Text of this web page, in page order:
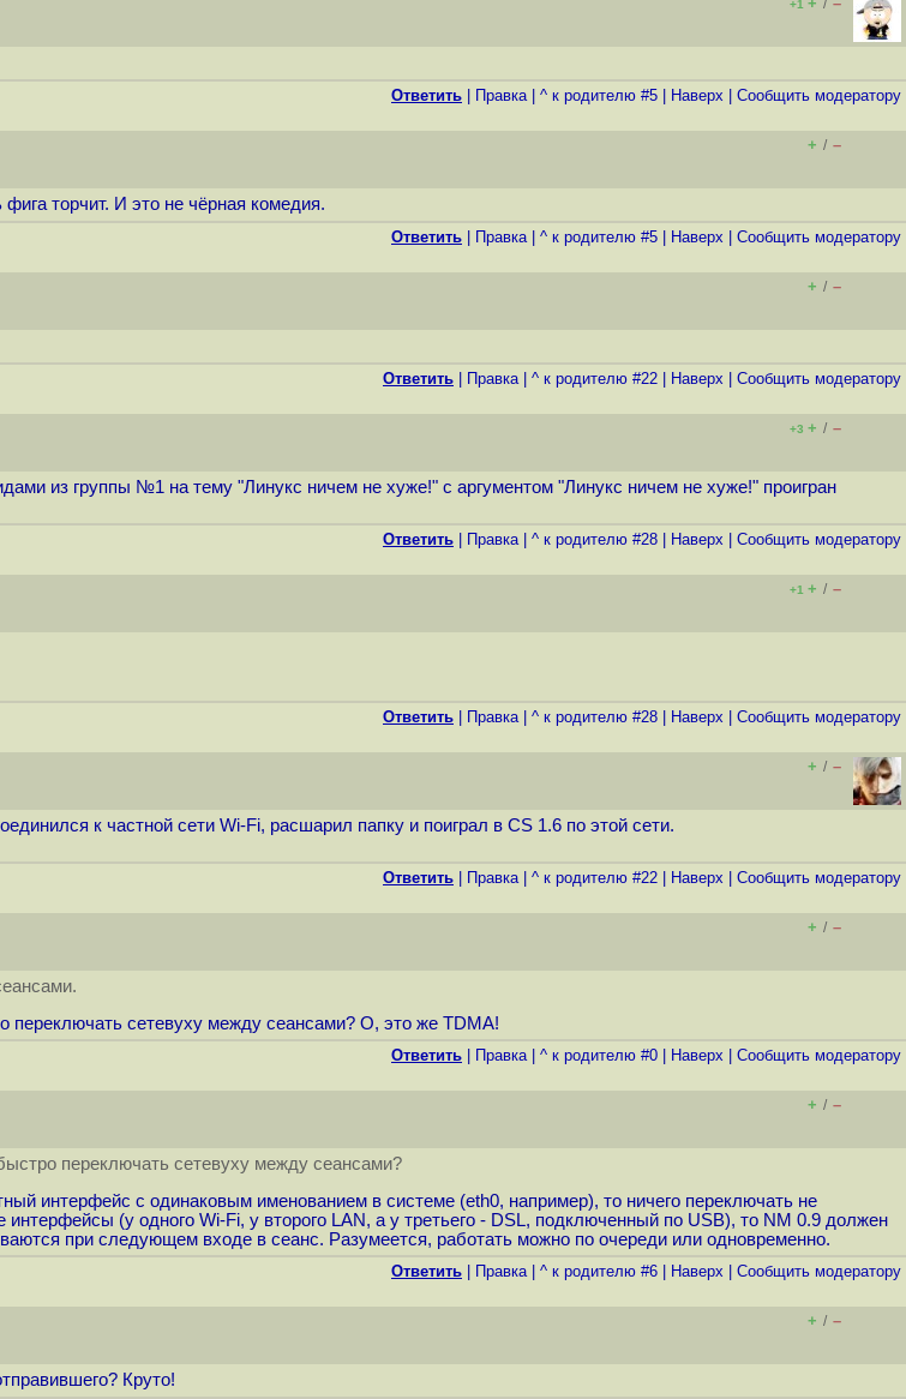
+1 /
Ответить Правка| ^ к родителю #5 Наверх Cообщить модератору
+ / –
торчит. И это не чёрная комедия.
Ответить Правка| ^ к родителю #5 Наверх Cообщить модератору
+ / –
Ответить Правка| ^ к родителю #22 Наверх Cообщить модератору
+3 + / –
из группы №1 на тему "Линукс ничем не хуже!" с аргументом "Линукс ничем не хуже!" проигран
Ответить Правка| ^ к родителю #28 Наверх Cообщить модератору
+1 + / –
Ответить Правка| ^ к родителю #28 Наверх Cообщить модератору
+ / –
к частной сети Wi-Fi, расшарил папку и поиграл в CS 1.6 по этой сети.
Ответить Правка| ^ к родителю #22 Наверх Cообщить модератору
+ / –
переключать сетевуху между сеансами? О, это же TDMA!
Ответить Правка| ^ к родителю #0 Наверх Cообщить модератору
+ / –
переключать сетевуху между сеансами?
интерфейс с одинаковым именованием в системе (eth0, например), то ничего переключать не
(у одного Wi-Fi, у второго LAN, а у третьего - DSL, подключенный по USB), то NM 0.9 должен
при следующем входе в сеанс. Разумеется, работать можно по очереди или одновременно.
Ответить Правка| ^ к родителю #6 Наверх Cообщить модератору
+ / –
Круто!